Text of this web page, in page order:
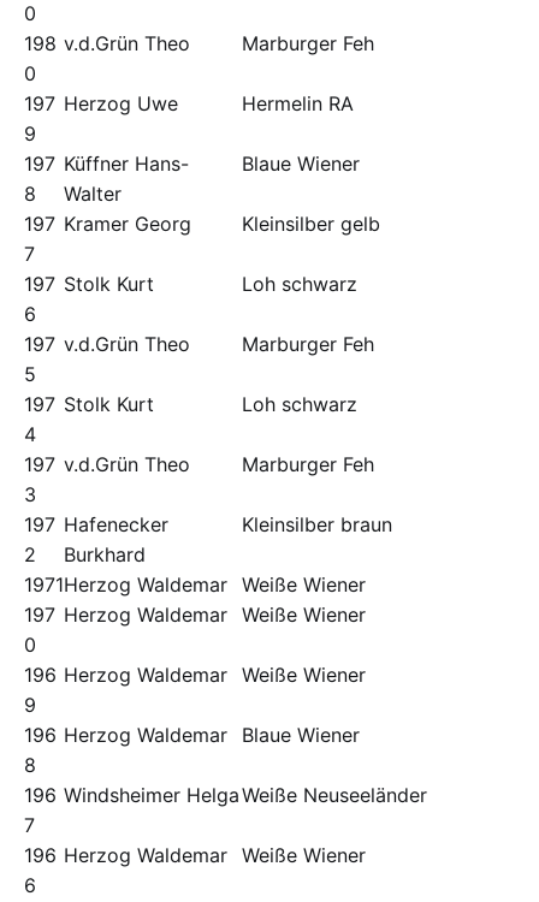
0
198
0
v.d.Grün Theo Marburger Feh
197
9
Herzog Uwe Hermelin RA
197
8
Küffner Hans-
Walter
Blaue Wiener
197
7
Kramer Georg Kleinsilber gelb
197
6
Stolk Kurt Loh schwarz
197
5
v.d.Grün Theo Marburger Feh
197
4
Stolk Kurt Loh schwarz
197
3
v.d.Grün Theo Marburger Feh
197
2
Hafenecker
Burkhard
Kleinsilber braun
1971Herzog Waldemar Weiße Wiener
197
0
Herzog Waldemar Weiße Wiener
196
9
Herzog Waldemar Weiße Wiener
196
8
Herzog Waldemar Blaue Wiener
196
7
Windsheimer HelgaWeiße Neuseeländer
196
6
Herzog Waldemar Weiße Wiener